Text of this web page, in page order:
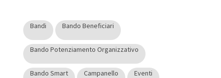
Bandi Bando Beneficiari
Bando Potenziamento Organizzativo
Bando Smart Campanello Eventi